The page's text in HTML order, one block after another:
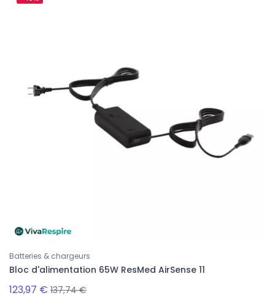
Batteries & chargeurs
Bloc d'alimentation 65W ResMed AirSense 11
123,97 € 137,74 €